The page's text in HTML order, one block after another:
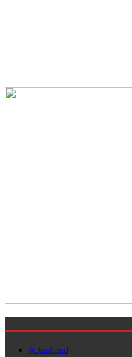
Actualidad